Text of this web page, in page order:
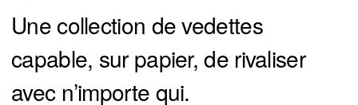
Une collection de vedettes
capable, sur papier, de rivaliser
avec n’importe qui.